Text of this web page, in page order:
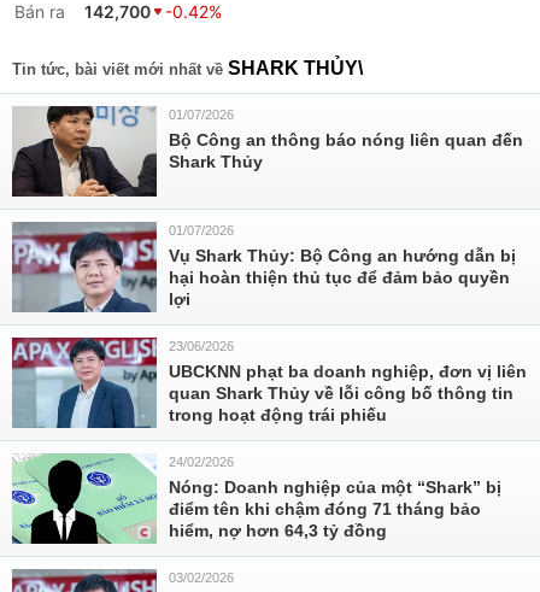
Bán ra
142,700 -0.42%
Tin tức, bài viết mới nhất về SHARK THỦY\
01/07/2026
Bộ Công an thông báo nóng liên quan đến
Shark Thủy
01/07/2026
Vụ Shark Thủy: Bộ Công an hướng dẫn bị
hại hoàn thiện thủ tục để đảm bảo quyền
lợi
23/06/2026
UBCKNN phạt ba doanh nghiệp, đơn vị liên
quan Shark Thủy về lỗi công bố thông tin
trong hoạt động trái phiếu
24/02/2026
Nóng: Doanh nghiệp của một “Shark” bị
điểm tên khi chậm đóng 71 tháng bảo
hiểm, nợ hơn 64,3 tỷ đồng
03/02/2026